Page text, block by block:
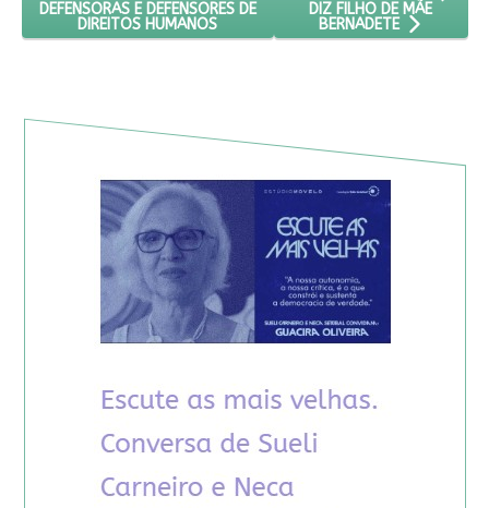
DEFENSORAS E DEFENSORES DE
DIREITOS HUMANOS
DIZ FILHO DE MÃE
BERNADETE